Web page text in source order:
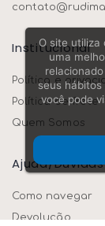
Institucional
Política e
Política de frete
Quem Somos
Ajuda/dúvidas
Como navegar
Devolução
O site utiliza
uma
seus hábitos
você pode